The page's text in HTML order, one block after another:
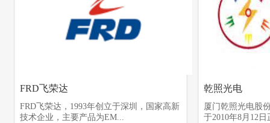
FRD飞荣达
FRD飞荣达，1993年创立于深圳，国家高新
技术企业，主要产品为EM...
乾照光电
厦门乾照光电股
于2010年8月12